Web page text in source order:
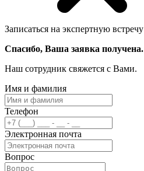
Записаться на экспертную встречу
Спасибо, Ваша заявка получена.
Наш сотрудник свяжется с Вами.
Имя и фамилия
Телефон
Электронная почта
Вопрос